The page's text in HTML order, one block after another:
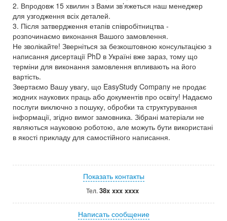
2. Впродовж 15 хвилин з Вами зв’яжеться наш менеджер
для узгодження всіх деталей.
3. Після затвердження етапів співробітництва -
розпочинаємо виконання Вашого замовлення.
Не зволікайте! Зверніться за безкоштовною консультацією з
написання дисертації PhD в Україні вже зараз, тому що
терміни для виконання замовлення впливають на його
вартість.
Звертаємо Вашу увагу, що EasyStudy Company не продає
жодних наукових праць або документів про освіту! Надаємо
послуги виключно з пошуку, обробки та структурування
інформації, згідно вимог замовника. Зібрані матеріали не
являються науковою роботою, але можуть бути використані
в якості прикладу для самостійного написання.
Показать контакты
Тел. 38x xxx xxxx
Написать сообщение